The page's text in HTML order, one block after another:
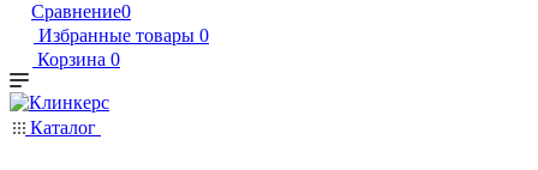
Сравнение0
Избранные товары 0
Корзина 0
Каталог